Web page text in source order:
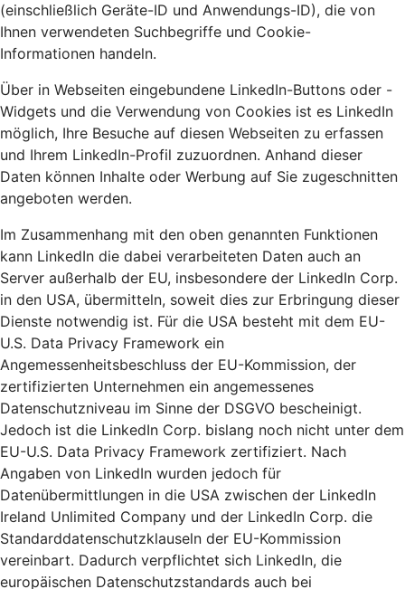
(einschließlich Geräte-ID und Anwendungs-ID), die von
Ihnen verwendeten Suchbegriffe und Cookie-
Informationen handeln.
Über in Webseiten eingebundene LinkedIn-Buttons oder -
Widgets und die Verwendung von Cookies ist es LinkedIn
möglich, Ihre Besuche auf diesen Webseiten zu erfassen
und Ihrem LinkedIn-Profil zuzuordnen. Anhand dieser
Daten können Inhalte oder Werbung auf Sie zugeschnitten
angeboten werden.
Im Zusammenhang mit den oben genannten Funktionen
kann LinkedIn die dabei verarbeiteten Daten auch an
Server außerhalb der EU, insbesondere der LinkedIn Corp.
in den USA, übermitteln, soweit dies zur Erbringung dieser
Dienste notwendig ist. Für die USA besteht mit dem EU-
U.S. Data Privacy Framework ein
Angemessenheitsbeschluss der EU-Kommission, der
zertifizierten Unternehmen ein angemessenes
Datenschutzniveau im Sinne der DSGVO bescheinigt.
Jedoch ist die LinkedIn Corp. bislang noch nicht unter dem
EU-U.S. Data Privacy Framework zertifiziert. Nach
Angaben von LinkedIn wurden jedoch für
Datenübermittlungen in die USA zwischen der LinkedIn
Ireland Unlimited Company und der LinkedIn Corp. die
Standarddatenschutzklauseln der EU-Kommission
vereinbart. Dadurch verpflichtet sich LinkedIn, die
europäischen Datenschutzstandards auch bei